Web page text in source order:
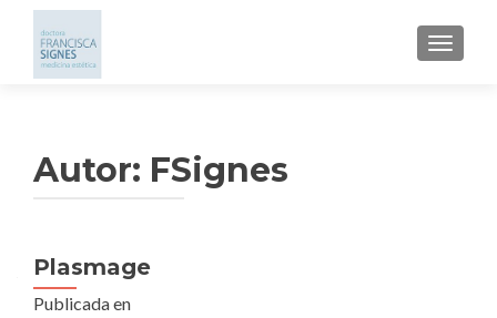
Autor: FSignes
Plasmage
Publicada en
Navegación de entradas